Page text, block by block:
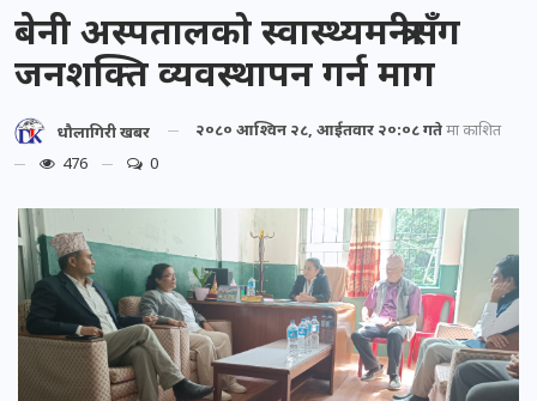
बेनी अस्पतालको स्वास्थ्यमन्त्रीसँग
जनशक्ति व्यवस्थापन गर्न माग
धौलागिरी खबर २०८० आश्विन २८, आईतवार २०:०८ गतेमा प्रकाशित
476
0